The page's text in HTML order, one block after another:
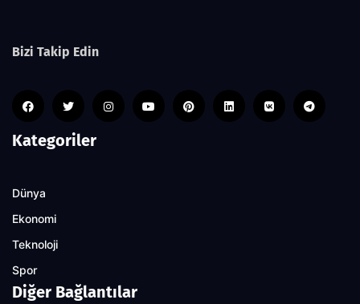
Bizi Takip Edin
Kategoriler
Dünya
Ekonomi
Teknoloji
Spor
Diğer Bağlantılar